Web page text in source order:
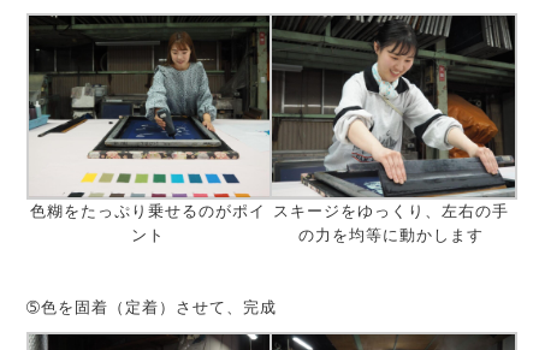
色糊をたっぷり乗せるのがポイ
ント
スキージをゆっくり、左右の手
の力を均等に動かします
➄色を固着（定着）させて、完成